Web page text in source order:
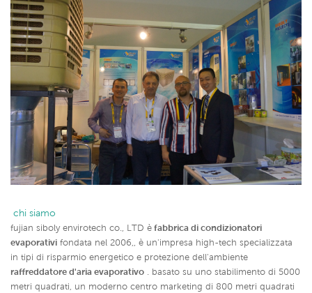
chi siamo
fujian siboly envirotech co., LTD è fabbrica di condizionatori
evaporativi fondata nel 2006,, è un'impresa high-tech specializzata
in tipi di risparmio energetico e protezione dell'ambiente
raffreddatore d'aria evaporativo . basato su uno stabilimento di 5000
metri quadrati, un moderno centro marketing di 800 metri quadrati